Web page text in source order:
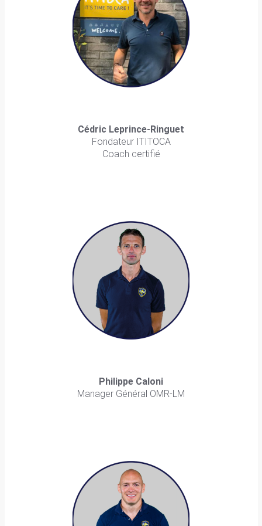
Cédric Leprince-Ringuet
Fondateur ITITOCA
Coach certifié
Philippe Caloni
Manager Général OMR-LM